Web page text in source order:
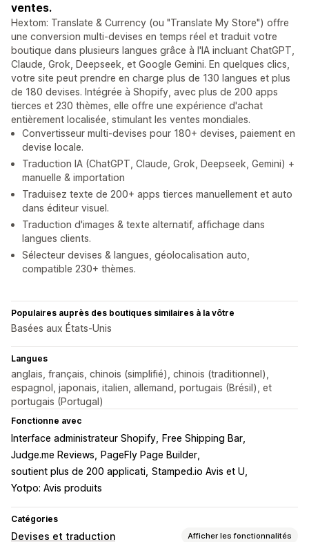
ventes.
Hextom: Translate & Currency (ou "Translate My Store") offre
une conversion multi-devises en temps réel et traduit votre
boutique dans plusieurs langues grâce à l'IA incluant ChatGPT,
Claude, Grok, Deepseek, et Google Gemini. En quelques clics,
votre site peut prendre en charge plus de 130 langues et plus
de 180 devises. Intégrée à Shopify, avec plus de 200 apps
tierces et 230 thèmes, elle offre une expérience d'achat
entièrement localisée, stimulant les ventes mondiales.
Convertisseur multi-devises pour 180+ devises, paiement en
devise locale.
Traduction IA (ChatGPT, Claude, Grok, Deepseek, Gemini) +
manuelle & importation
Traduisez texte de 200+ apps tierces manuellement et auto
dans éditeur visuel.
Traduction d'images & texte alternatif, affichage dans
langues clients.
Sélecteur devises & langues, géolocalisation auto,
compatible 230+ thèmes.
Populaires auprès des boutiques similaires à la vôtre
Basées aux États-Unis
Langues
anglais, français, chinois (simplifié), chinois (traditionnel),
espagnol, japonais, italien, allemand, portugais (Brésil), et
portugais (Portugal)
Fonctionne avec
Interface administrateur Shopify
Free Shipping Bar
Judge.me Reviews
PageFly Page Builder
soutient plus de 200 applicati Stamped.io Avis et U
Yotpo: Avis produits
Catégories
Devises et traduction Afficher les fonctionnalités